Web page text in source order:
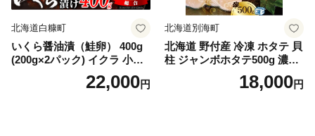
北海道白糠町
いくら醤油漬（鮭卵） 400g
(200g×2パック) イクラ 小分
け いくら醤油漬 鮭いくら い
くら醤油漬け 鮭 鮭卵 ikura
22,000円
北海道別海町
北海道 野付産 冷凍 ホタテ 貝
柱 ジャンボホタテ500g 濃厚
な旨味と甘み （ほたて ホタ
テ 帆立 貝柱 ホタテ貝柱 大玉
18,000円